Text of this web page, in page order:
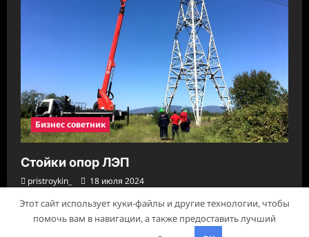
Бизнес советник
Стойки опор ЛЭП
pristroykin_ 18 июля 2024
Авторское право © 2026 Все права зарезервированы.
Этот сайт использует куки-файлы и другие технологии, чтобы
помочь вам в навигации, а также предоставить лучший